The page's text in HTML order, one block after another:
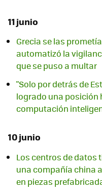
11 junio
Grecia se las
automatizó la
que se puso a multar
"Solo por detrás de
logrado una posición
computación
10 junio
Los centros de datos
una compañía china
en piezas